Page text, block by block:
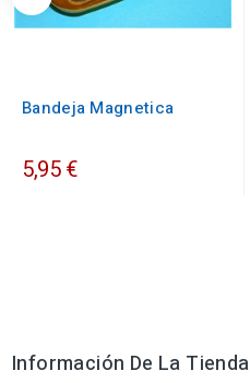
Bandeja Magnetica
5,95 €
Información De La Tienda